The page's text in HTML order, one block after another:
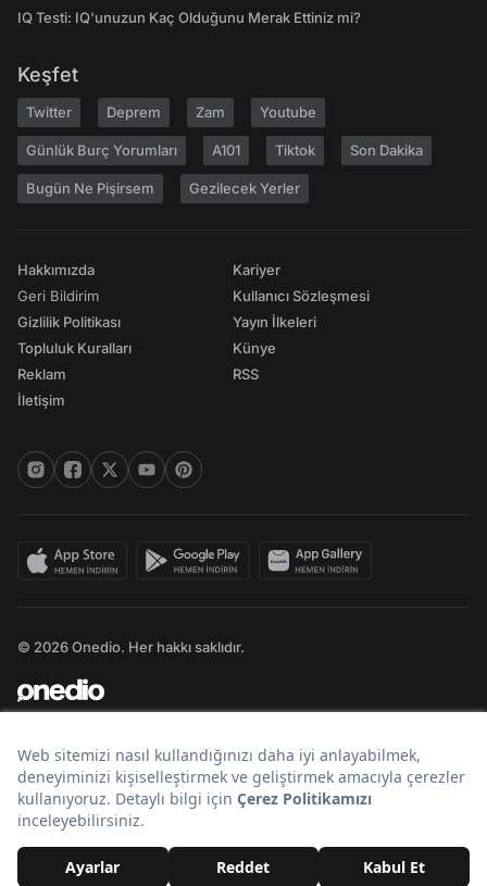
IQ Testi: IQ'unuzun Kaç Olduğunu Merak Ettiniz mi?
Keşfet
Twitter Deprem Zam Youtube
Günlük Burç Yorumları A101 Tiktok Son Dakika
Bugün Ne Pişirsem Gezilecek Yerler
Hakkımızda
Geri Bildirim
Gizlilik Politikası
Topluluk Kuralları
Reklam
İletişim
Kariyer
Kullanıcı Sözleşmesi
Yayın İlkeleri
Künye
RSS
© 2026 Onedio. Her hakkı saklıdır.
Bir markasıdır.